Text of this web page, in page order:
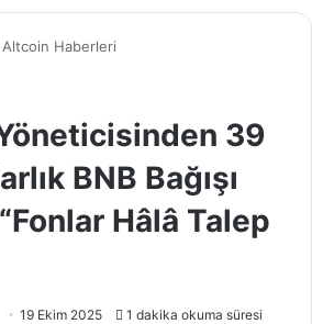
Altcoin Haberleri
39
BNB Bağışı
Hâlâ Talep
19 Ekim 2025 1 dakika okuma süresi